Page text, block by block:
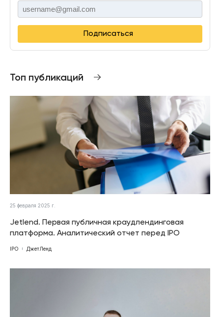
Подписаться
Топ публикаций
25 февраля 2025 г.
Jetlend. Первая публичная краудлендинговая
платформа. Аналитический отчет перед IPO
IPO ДжетЛенд